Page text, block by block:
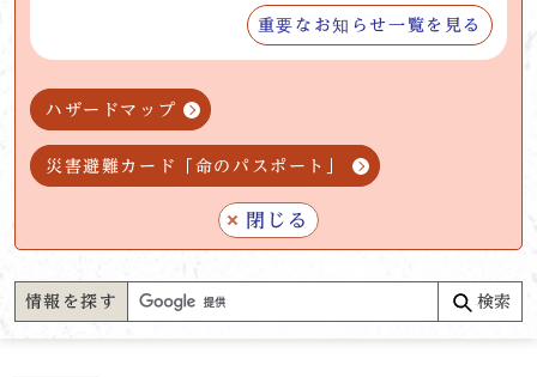
重要なお知らせ一覧を見る
ハザードマップ
災害避難カード「命のパスポート」
閉じる
情報を探す 検索